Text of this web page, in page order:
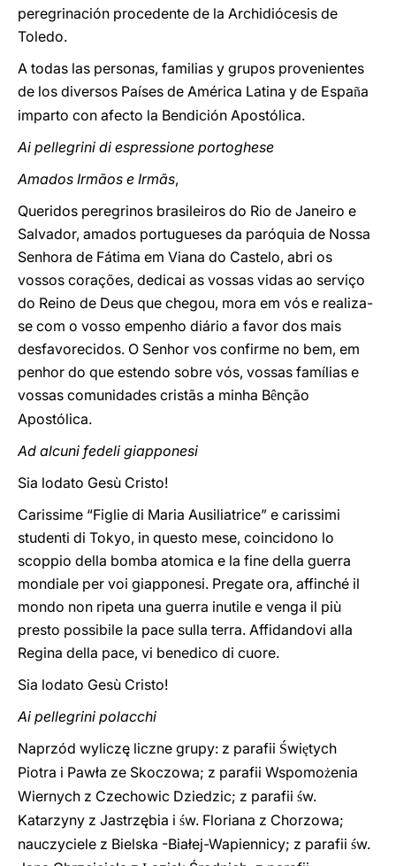
peregrinación procedente de la Archidiócesis de
Toledo.
A todas las personas, familias y grupos provenientes
de los diversos Países de América Latina y de España
imparto con afecto la Bendición Apostólica.
Ai pellegrini di espressione portoghese
Amados Irmãos e Irmãs,
Queridos peregrinos brasileiros do Rio de Janeiro e
Salvador, amados portugueses da paróquia de Nossa
Senhora de Fátima em Viana do Castelo, abri os
vossos corações, dedicai as vossas vidas ao serviço
do Reino de Deus que chegou, mora em vós e realiza-
se com o vosso empenho diário a favor dos mais
desfavorecidos. O Senhor vos confirme no bem, em
penhor do que estendo sobre vós, vossas famílias e
vossas comunidades cristãs a minha Bênção
Apostólica.
Ad alcuni fedeli giapponesi
Sia lodato Gesù Cristo!
Carissime “Figlie di Maria Ausiliatrice” e carissimi
studenti di Tokyo, in questo mese, coincidono lo
scoppio della bomba atomica e la fine della guerra
mondiale per voi giapponesi. Pregate ora, affinché il
mondo non ripeta una guerra inutile e venga il più
presto possibile la pace sulla terra. Affidandovi alla
Regina della pace, vi benedico di cuore.
Sia lodato Gesù Cristo!
Ai pellegrini polacchi
Naprzód wyliczę liczne grupy: z parafii Świętych
Piotra i Pawła ze Skoczowa; z parafii Wspomożenia
Wiernych z Czechowic Dziedzic; z parafii św.
Katarzyny z Jastrzębia i św. Floriana z Chorzowa;
nauczyciele z Bielska -Białej-Wapiennicy; z parafii św.